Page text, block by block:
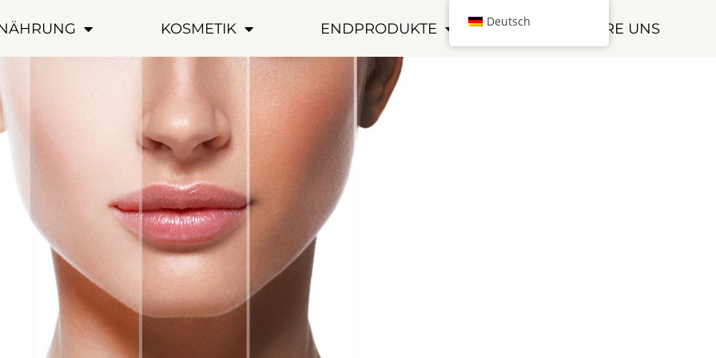
KOSMETIK ENDPRODUKTE KONTAKTIERE UNS
Deutsch